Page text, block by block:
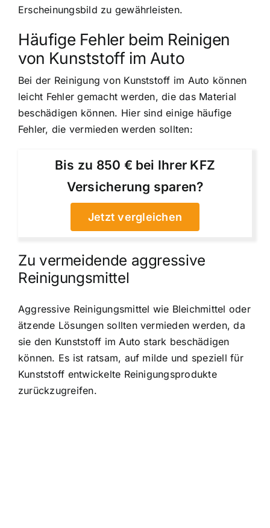
Erscheinungsbild zu gewährleisten.
Häufige Fehler beim Reinigen
von Kunststoff im Auto
Bei der Reinigung von Kunststoff im Auto können
leicht Fehler gemacht werden, die das Material
beschädigen können. Hier sind einige häufige
Fehler, die vermieden werden sollten:
Bis zu 850 € bei Ihrer KFZ
Versicherung sparen?
Jetzt vergleichen
Zu vermeidende aggressive
Reinigungsmittel
Aggressive Reinigungsmittel wie Bleichmittel oder
ätzende Lösungen sollten vermieden werden, da
sie den Kunststoff im Auto stark beschädigen
können. Es ist ratsam, auf milde und speziell für
Kunststoff entwickelte Reinigungsprodukte
zurückzugreifen.